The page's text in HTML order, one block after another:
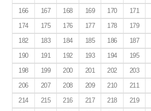
166
167 168 169 170 171
174
175 176 177 178 179
182
183 184 185 186 187
190
191 192 193 194 195
198
199 200 201 202 203
206
207 208 209 210 211
214
215 216 217 218 219